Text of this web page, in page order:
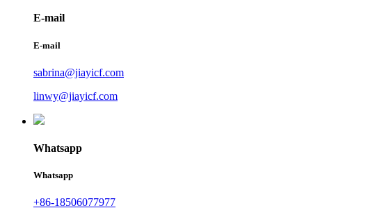
E-mail
E-mail
sabrina@jiayicf.com
linwy@jiayicf.com
Whatsapp
Whatsapp
+86-18506077977